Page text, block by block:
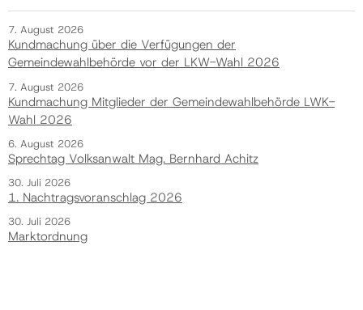
7. August 2026
Kundmachung über die Verfügungen der
Gemeindewahlbehörde vor der LKW-Wahl 2026
7. August 2026
Kundmachung Mitglieder der Gemeindewahlbehörde LWK-
Wahl 2026
6. August 2026
Sprechtag Volksanwalt Mag. Bernhard Achitz
30. Juli 2026
1. Nachtragsvoranschlag 2026
30. Juli 2026
Marktordnung